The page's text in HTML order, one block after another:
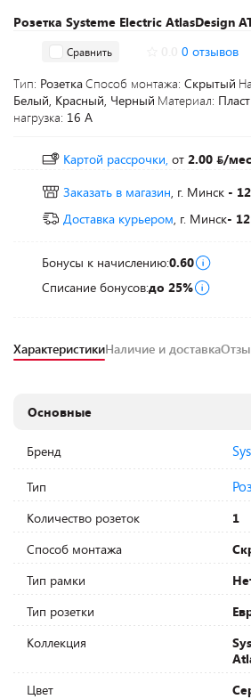
Розетка Systeme Electric AtlasDesign
Сравнить 0 отзывов
Тип: РозеткаСпособ монтажа: Скрытый
Белый, Красный, Черный Материал:
нагрузка: 16 А
Картой рассрочки, от 2.00
/мес
Заказать в магазин, г. Минск -
Доставка курьером, г. Минск-
Бонусы к начислению:0.60
Списание бонусов:до 25%
ХарактеристикиНаличие и доставка
Основные
Бренд
Тип
Количество розеток
1
Способ монтажа
Тип рамки
Тип розетки
Коллекция
Цвет